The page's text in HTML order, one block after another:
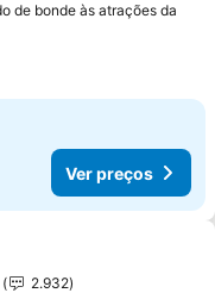
de bonde às atrações da
Ver preços
aos favoritos
2.932